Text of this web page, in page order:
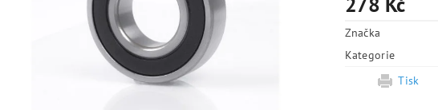
Značka
Kategorie
Tisk